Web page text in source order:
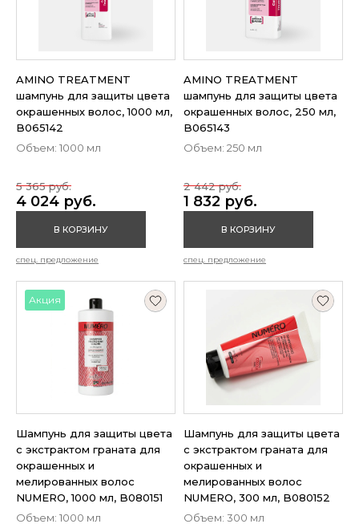
AMINO TREATMENT
шампунь для защиты цвета
окрашенных волос, 1000 мл,
B065142
Объем: 1000 мл
4 024 руб.
5 365 руб.
В КОРЗИНУ
спец. предложение
AMINO TREATMENT
шампунь для защиты цвета
окрашенных волос, 250 мл,
B065143
Объем: 250 мл
1 832 руб.
2 442 руб.
В КОРЗИНУ
спец. предложение
Акция
Шампунь для защиты цвета
с экстрактом граната для
окрашенных и
мелированных волос
NUMERO, 1000 мл, B080151
Объем: 1000 мл
Шампунь для защиты цвета
с экстрактом граната для
окрашенных и
мелированных волос
NUMERO, 300 мл, B080152
Объем: 300 мл